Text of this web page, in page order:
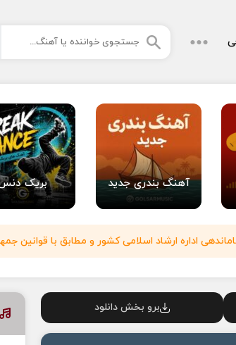
آهنگ بندری جدید بریک
اداره ارشاد اسلامی کشور و مطابق با قوانین
برو بخش دانلود